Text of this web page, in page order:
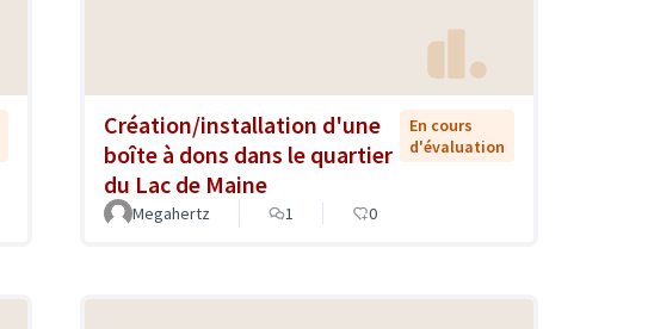
Création/installation d'une
boîte à dons dans le quartier
du Lac de Maine
En cours
d'évaluation
Megahertz 1 0